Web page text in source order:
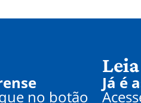
no botão
Já é